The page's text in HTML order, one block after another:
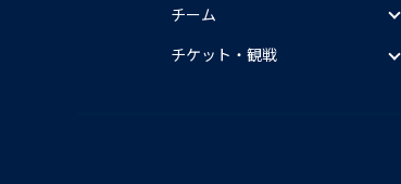
チーム
チケット・観戦